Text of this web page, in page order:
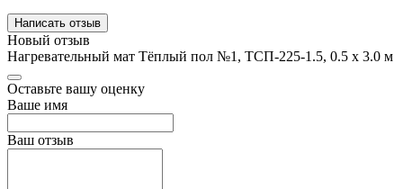
Написать отзыв
Новый отзыв
Нагревательный мат Тёплый пол №1, ТСП-225-1.5, 0.5 х 3.0 м
Оставьте вашу оценку
Ваше имя
Ваш отзыв